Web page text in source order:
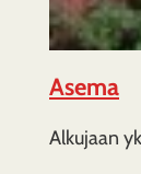
Asema
Alkujaan